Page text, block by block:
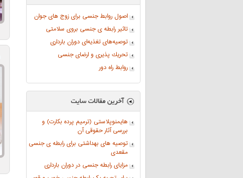
اصول روابط جنسی برای زوج های جوان
تاثیر رابطه ی جنسی بروی سلامتی
توصیه‌های تغذیه‌ای دوران بارداری
تحريك پذيری و ارضای جنسی
روابط راه دور
هایمنوپلاستی (ترمیم پرده بکارت) و
بررسی آثار حقوقی آن
توصیه های بهداشتی برای رابطه ی جنسی
مقعدی
مزایای رابطه جنسی در دوران بارداری